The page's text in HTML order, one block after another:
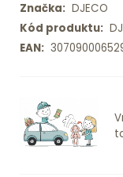
Značka:DJECO
Kód produktu:
EAN: